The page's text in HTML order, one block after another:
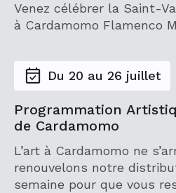
Venez célébrer la Saint-
à Cardamomo Flamenco
Du 20 au 26 juillet
Programmation
de Cardamomo
L’art à Cardamomo ne
renouvelons notre
semaine pour que vous